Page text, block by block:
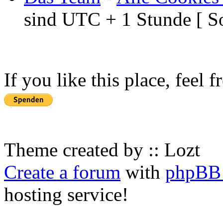
sind UTC + 1 Stunde [
If you like this place, feel
Theme created by :: Lozt
Create a forum with
hosting service!